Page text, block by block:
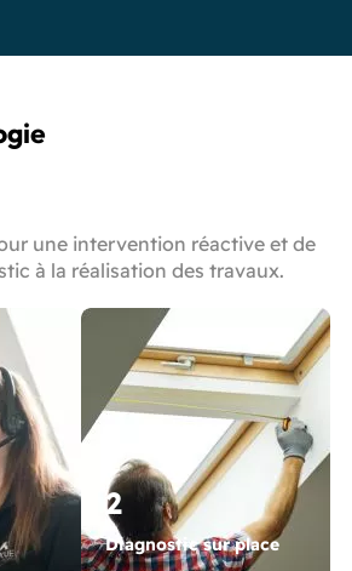
2
Diagnostic sur place
une intervention réactive et de
à la réalisation des travaux.